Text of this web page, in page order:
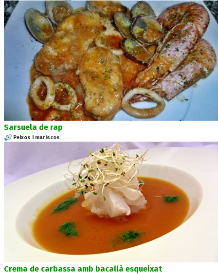
Sarsuela de rap
Peixos i mariscos
Crema de carbassa amb bacallà esqueixat